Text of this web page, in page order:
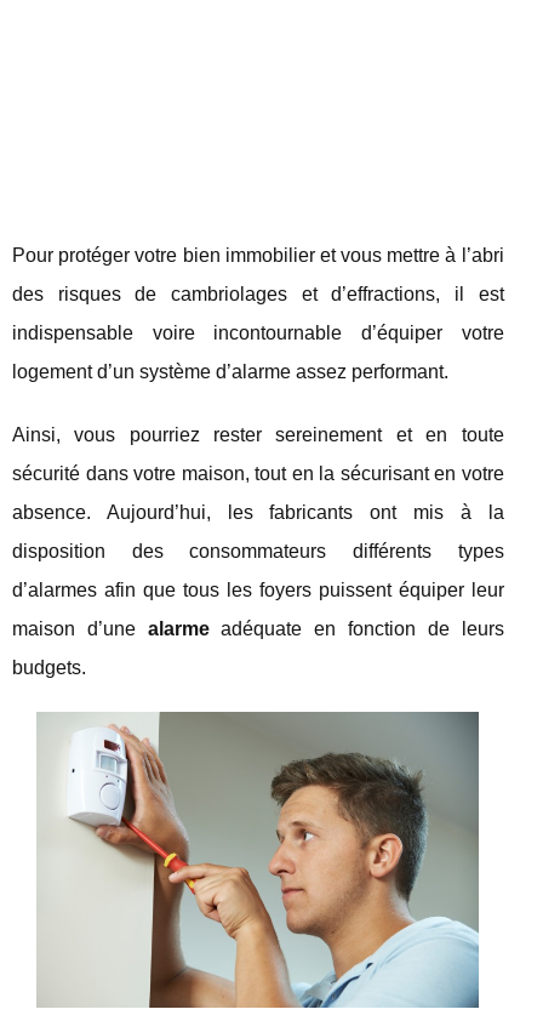
Pour protéger votre bien immobilier et vous mettre à l’abri
des risques de cambriolages et d’effractions, il est
indispensable voire incontournable d’équiper votre
logement d’un système d’alarme assez performant.
Ainsi, vous pourriez rester sereinement et en toute
sécurité dans votre maison, tout en la sécurisant en votre
absence. Aujourd’hui, les fabricants ont mis à la
disposition des consommateurs différents types
d’alarmes afin que tous les foyers puissent équiper leur
maison d’une alarmeadéquate en fonction de leurs
budgets.